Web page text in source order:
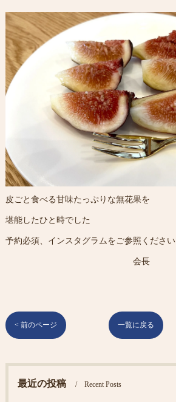
皮ごと食べる甘味たっぷりな無花果を
堪能したひと時でした
予約必須、インスタグラムをご参照ください
会長
< 前のページ 一覧に戻る
最近の投稿 Recent Posts